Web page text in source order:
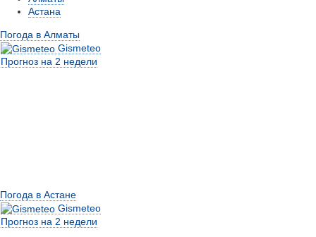
Астана
Погода в Алматы
Gismeteo
Прогноз на 2 недели
Погода в Астане
Gismeteo
Прогноз на 2 недели